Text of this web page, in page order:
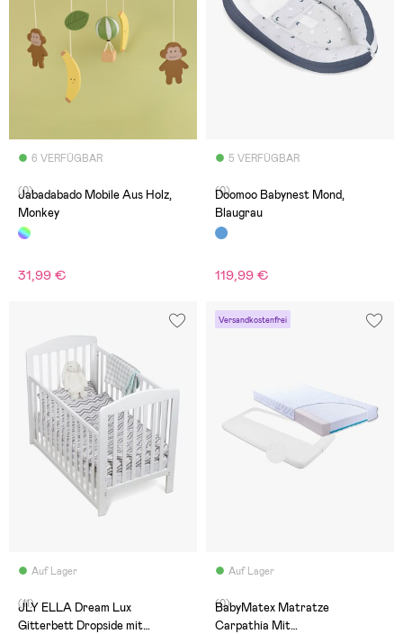
6 VERFÜGBAR
(0)
Jabadabado Mobile Aus Holz,
Monkey
31,99 €
5 VERFÜGBAR
(0)
Doomoo Babynest Mond,
Blaugrau
119,99 €
Auf Lager
(11)
JLY ELLA Dream Lux
Gitterbett Dropside mit
Versandkostenfrei
Auf Lager
(0)
BabyMatex Matratze
Carpathia Mit